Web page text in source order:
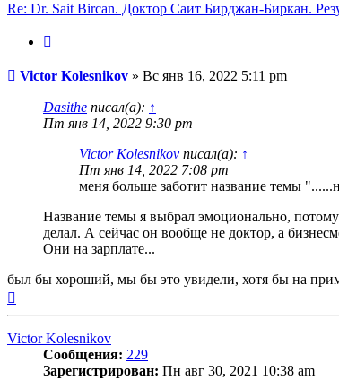
Re: Dr. Sait Bircan. Доктор Саит Бирджан-Биркан.
Сообщение
Victor Kolesnikov » Вс янв 16, 2022 5:11 pm
Dasithe писал(а): ↑
Пт янв 14, 2022 9:30 pm
Victor Kolesnikov писал(а): ↑
Пт янв 14, 2022 7:08 pm
меня больше заботит название темы
Название темы я выбрал эмоционально,
делал. А сейчас он вообще не доктор, а
Они на зарплате...
был бы хороший, мы бы это увидели, хотя бы на
Victor Kolesnikov
Сообщения: 229
Зарегистрирован: Пн авг 30, 2021 10:38 am